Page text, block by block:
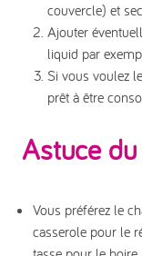
couvercle) et
Ajouter
liquid par
Si vous voulez
prêt à être
Astuce
Vous préférez le
casserole pour le